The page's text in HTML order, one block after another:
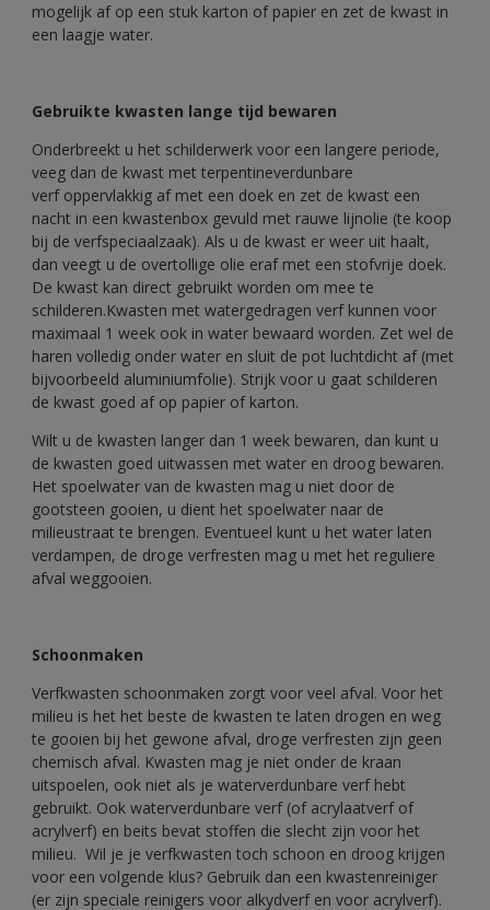
mogelijk af op een stuk karton of papier en zet de kwast in
een laagje water.
Gebruikte kwasten lange tijd bewaren
Onderbreekt u het schilderwerk voor een langere periode,
veeg dan de kwast met terpentineverdunbare
verf oppervlakkig af met een doek en zet de kwast een
nacht in een kwastenbox gevuld met rauwe lijnolie (te koop
bij de verfspeciaalzaak). Als u de kwast er weer uit haalt,
dan veegt u de overtollige olie eraf met een stofvrije doek.
De kwast kan direct gebruikt worden om mee te
schilderen.Kwasten met watergedragen verf kunnen voor
maximaal 1 week ook in water bewaard worden. Zet wel de
haren volledig onder water en sluit de pot luchtdicht af (met
bijvoorbeeld aluminiumfolie). Strijk voor u gaat schilderen
de kwast goed af op papier of karton.
Wilt u de kwasten langer dan 1 week bewaren, dan kunt u
de kwasten goed uitwassen met water en droog bewaren.
Het spoelwater van de kwasten mag u niet door de
gootsteen gooien, u dient het spoelwater naar de
milieustraat te brengen. Eventueel kunt u het water laten
verdampen, de droge verfresten mag u met het reguliere
afval weggooien.
Schoonmaken
Verfkwasten schoonmaken zorgt voor veel afval. Voor het
milieu is het het beste de kwasten te laten drogen en weg
te gooien bij het gewone afval, droge verfresten zijn geen
chemisch afval. Kwasten mag je niet onder de kraan
uitspoelen, ook niet als je waterverdunbare verf hebt
gebruikt. Ook waterverdunbare verf (of acrylaatverf of
acrylverf) en beits bevat stoffen die slecht zijn voor het
milieu. Wil je je verfkwasten toch schoon en droog krijgen
voor een volgende klus? Gebruik dan een kwastenreiniger
(er zijn speciale reinigers voor alkydverf en voor acrylverf).